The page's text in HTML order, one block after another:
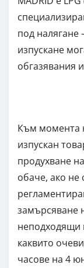
под налягане
изпускане
обгазявания
Към момента
изпускан
продухване
обаче, ако не
замърсяване
неподходящи
каквито
часове на 4